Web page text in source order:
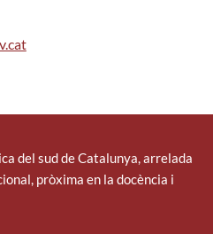
del sud de Catalunya, arrelada
pròxima en la docència i